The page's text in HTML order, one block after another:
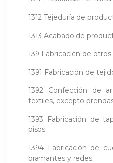
1312 Tejeduría de
1313 Acabado de
139 Fabricación de
1391 Fabricación de
1392 Confección de
textiles, excepto
1393 Fabricación de
pisos.
1394 Fabricación de
bramantes y redes.